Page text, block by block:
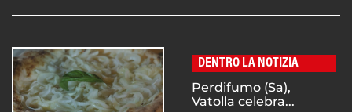
DENTRO LA NOTIZIA
Perdifumo (Sa),
Vatolla celebra...